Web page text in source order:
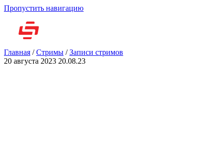
Пропустить навигацию
Главная /Стримы /Записи стримов
20 августа 2023 20.08.23